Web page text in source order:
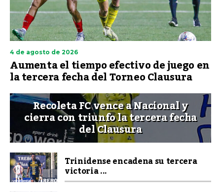
4 de agosto de 2026
Aumenta el tiempo efectivo de juego en
la tercera fecha del Torneo Clausura
Recoleta FC vence a Nacional y
cierra con triunfo la tercera fecha
del Clausura
Trinidense encadena su tercera
victoria ...